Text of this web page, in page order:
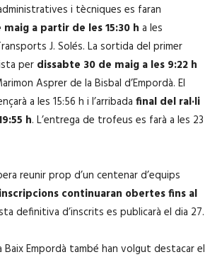
i tècniques es faran
a partir de les 15:30 h a les
J. Solés. La sortida del primer
per dissabte 30 de maig a les 9:22 h
Asprer de la Bisbal d’Empordà. El
a les 15:56 h i l’arribada final del ral·li
h. L’entrega de trofeus es farà a les 23
reunir prop d’un centenar d’equips
inscripcions continuaran obertes fins al
definitiva d’inscrits es publicarà el dia 27.
Baix Empordà també han volgut destacar el